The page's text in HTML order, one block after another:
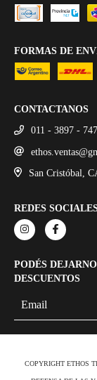
FORMAS DE
CONTACTANOS
011 - 3897 -
San Cristóbal,
REDES
PODÉS
DESCUENTOS
COPYRIGHT ETHOS